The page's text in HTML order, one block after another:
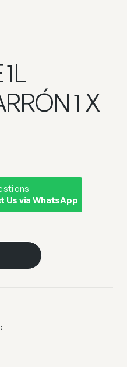
1 X
Us via WhatsApp